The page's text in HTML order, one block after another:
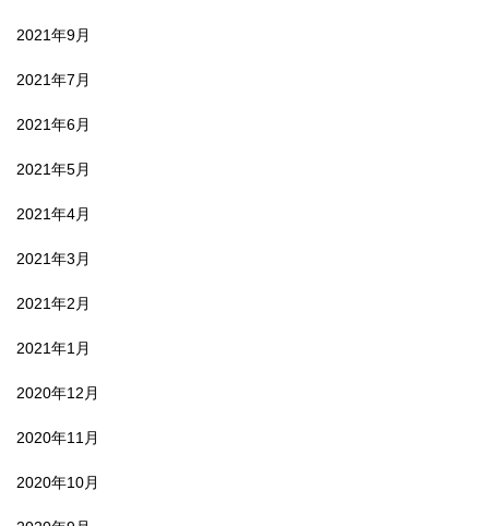
2021年9月
2021年7月
2021年6月
2021年5月
2021年4月
2021年3月
2021年2月
2021年1月
2020年12月
2020年11月
2020年10月